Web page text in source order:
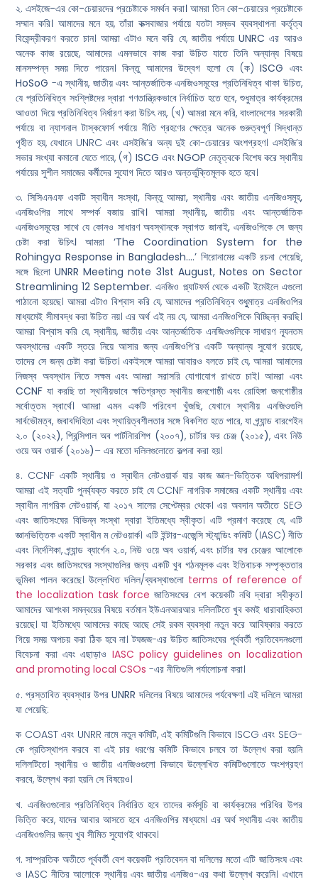
২.এসইজে-এর কো-চেয়ারদের প্রচেষ্টাকে সমর্থন করা। আমরা তিন কো-চেয়ারের প্রচেষ্টাকে
সম্মান করি।আমাদের মনে হয়, তাঁরা কক্সবাজার পর্যায়ে যতটা সম্ভব ব্যবস্থাপনা কর্তৃত্ব
বিকেন্দ্রীকরণ করতে চান। আমরা এটাও মনে করি যে, জাতীয় পর্যায়েUNRCএর আরও
অনেক কাজ রয়েছে, আমাদের এমনভাবে কাজ করা উচিত যাতে তিনি অন্যান্য বিষয়ে
মানসম্পন্ন সময় দিতে পারেন। কিন্তু আমাদের উদ্বেগ হলো যে (ক)ISCG এবং
HoSoG -এ স্থানীয়, জাতীয় এবং আন্তর্জাতিক এনজিওসমূহের প্রতিনিধিত্ব থাকা উচিত,
যে প্রতিনিধিত্ব সংশ্লিষ্টদের দ্বারা গণতান্ত্রিকভাবে নির্বাচিত হতে হবে, শুধুমাত্র কার্যক্রমের
আওতা দিয়ে প্রতিনিধিত্ব নির্ধারণ করা উচিৎ নয়, (খ) আমরা মনে করি, বাংলাদেশের সরকারী
পর্যায়ে বা ন্যাশনাল টাস্কফোর্স পর্যায়ে নীতি গ্রহণের ক্ষেত্রে অনেক গুরুত্বপূর্ণ সিদ্ধান্ত
গৃহীত হয়, যেখানে UNRC এবং এসইজি’র অন্য দুই কো-চেয়ারের অংশগ্রহণ। এসইজি’র
সভার সংখ্যা কমানো যেতে পারে, (গ) ISCG এবং NGOP নেতৃত্বকে বিশেষ করে স্থানীয়
পর্যায়ের সুশীল সমাজের কর্মীদের সুযোগ দিতে আরও অন্তর্ভুক্তিমূলক হতে হবে।
৩.সিসিএনএফ একটি স্বাধীন সংস্থা, কিন্তু আমরা, স্থানীয় এবং জাতীয় এনজিওসমূহ,
এনজিওপির সাথে সম্পর্ক বজায় রাখি। আমরা স্থানীয়, জাতীয় এবং আন্তর্জাতিক
এনজিওসমূহের সাথে যে কোনও সাধারণ অবস্থানকে স্বাগত জানাই, এনজিওপিকে সে জন্য
চেষ্টা করা উচিৎ। আমরা ‘The Coordination System for the
Rohingya Response in Bangladesh….’ শিরোনামের একটি রচনা পেয়েছি,
সঙ্গে ছিলো UNRR Meeting note 31st August, Notes on Sector
Streamlining 12 September. এনজিও প্ল্যাটফর্ম থেকে একটি ইমেইলে এগুলো
পাঠানো হয়েছে। আমরা এটাও বিশ্বাস করি যে, আমাদের প্রতিনিধিত্ব শুধুুমাত্র এনজিওপির
মাধ্যমেই সীমাবদ্ধ করা উচিত নয়। এর অর্থ এই নয় যে, আমরা এনজিওপিকে বিচ্ছিন্ন করছি।
আমরা বিশ্বাস করি যে, স্থানীয়, জাতীয় এবং আন্তর্জাতিক এনজিওগুলিকে সাধারণ ন্যূনতম
অবস্থানের একটি স্তরে নিয়ে আসার জন্য এনজিওপি’র একটি অন্যান্য সুযোগ রয়েছে,
তাদের সে জন্য চেষ্টা করা উচিত। একইসঙ্গে আমরা আবারও বলতে চাই যে, আমরা আমাদের
নিজস্ব অবস্থান নিতে সক্ষম এবং আমরা সরাসরি যোগাযোগ রাখতে চাই। আমরা এবং
CCNF যা করছি তা স্থানীয়ভাবে ক্ষতিগ্রস্ত স্থানীয় জনগোষ্ঠী এবং রোহিঙ্গা জনগোষ্ঠীর
সর্বোত্তম স্বার্থে। আমরা এমন একটি পরিবেশ খুঁজছি, যেখানে স্থানীয় এনজিওগুলি
সার্বভৌমত্ব, জবাবদিহিতা এবং স্থায়িত্বশীলতার সঙ্গে বিকশিত হতে পারে, যাগ্র্যান্ড বারগেইন
২.০ (২০২২),প্রিন্সিপাল অব পার্টনািরশিপ (২০০৭), চার্টার ফর চেঞ্জ (২০১৫), এবংনিউ
ওয়ে অব ওয়ার্ক (২০১৬)– এর মতো দলিলগুলোতে কল্পনা করা হয়।
৪. CCNF একটি স্থানীয় ও স্বাধীন নেটওয়ার্ক যার কাজ জ্ঞান-ভিত্তিক অধিপরামর্শ।
আমরা এই সত্যটি পুনর্ব্যক্ত করতে চাই যে CCNF নাগরিক সমাজের একটি স্থানীয় এবং
স্বাধীন নাগরিক নেটওয়ার্ক, যা ২০১৭ সালের সেপ্টেম্বর থেকে। এর অবদান অতীতে SEG
এবং জাতিসংঘের বিভিন্ন সংস্থা দ্বারা ইতিমধ্যে স্বীকৃত। এটি প্রমাণ করেছে যে, এটি
জ্ঞানভিত্তিক একটি স্বাধীন ম নেটওয়ার্ক। এটি ইন্টার-এজেন্সি স্ট্যান্ডিং কমিটি (IASC) নীতি
এবং নির্দেশিকা, গ্র্যান্ড ব্যার্গেন ২.০, নিউ ওয়ে অব ওয়ার্ক, এবং চার্টার ফর চেঞ্জের আলোকে
সরকার এবং জাতিসংঘের সংস্থাগুলির জন্য একটি খুব গঠনমূলক এবং ইতিবাচক সম্পৃক্ততার
ভূমিকা পালন করেছে। উল্লেখিত দলিল/ব্যবস্থাগুলো terms of reference of
the localization task force জাতিসংঘের বেশ কয়েকটি নথি দ্বারা স্বীকৃত।
আমাদের আশংকা সমন্বয়ের বিষয়ে বর্তমান ইউএনআরআর দলিলটিতে খুব কমই ধারাবাহিকতা
রয়েছে। যা ইতিমধ্যে আমাদের কাছে আছে সেই রকম ব্যবস্থা নতুন করে আবিষ্কার করতে
গিয়ে সময় অপচয় করা ঠিক হবে না। টঘজজ-এর উচিত জাতিসংঘের পূর্ববর্তী প্রতিবেদনগুলো
বিবেচনা করা এবং এছাড়াও IASC policy guidelines on localization
and promoting local CSOs -এর নীতিগুলি পর্যালোচনা করা।
৫.প্রস্তাবিত ব্যবস্থার উপর UNRR দলিলের বিষয়ে আমাদের পর্যবেক্ষণ।এই দলিলে আমরা
যা পেয়েছি:
ক COAST এবং UNRR নামে নতুন কমিটি, এই কমিটিগুলি কিভাবে ISCG এবং SEG-
কে প্রতিস্থাপন করবে বা এই চার ধরণের কমিটি কিভাবে চলবে তা উল্লেখ করা হয়নি
দলিলটিতে। স্থানীয় ও জাতীয় এনজিওগুলো কিভাবে উল্লেখিত কমিটিগুলোতে অংশগ্রহণ
করবে, উল্লেখ করা হয়নি সে বিষয়েও।
খ. এনজিওগুলোর প্রতিনিধিত্ব নির্ধারিত হবে তাদের কর্মসূচি বা কার্যক্রমের পরিধির উপর
ভিত্তি করে, যাদের আবার আসতে হবে এনজিওপির মাধ্যমে। এর অর্থ স্থানীয় এবং জাতীয়
এনজিওগুলির জন্য খুব সীমিত সুযোগই থাকবে।
গ. সাম্প্রতিক অতীতে পূর্ববর্তী বেশ কয়েকটি প্রতিবেদন বা দলিলের মতো এটি জাতিসংঘ এবং
ও IASC নীতির আলোকে স্থানীয় এবং জাতীয় এনজিও-এর কথা উল্লেখ করেনি। এখানে